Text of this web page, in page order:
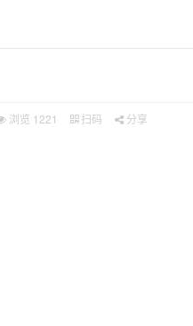
浏览 1221 扫码 分享